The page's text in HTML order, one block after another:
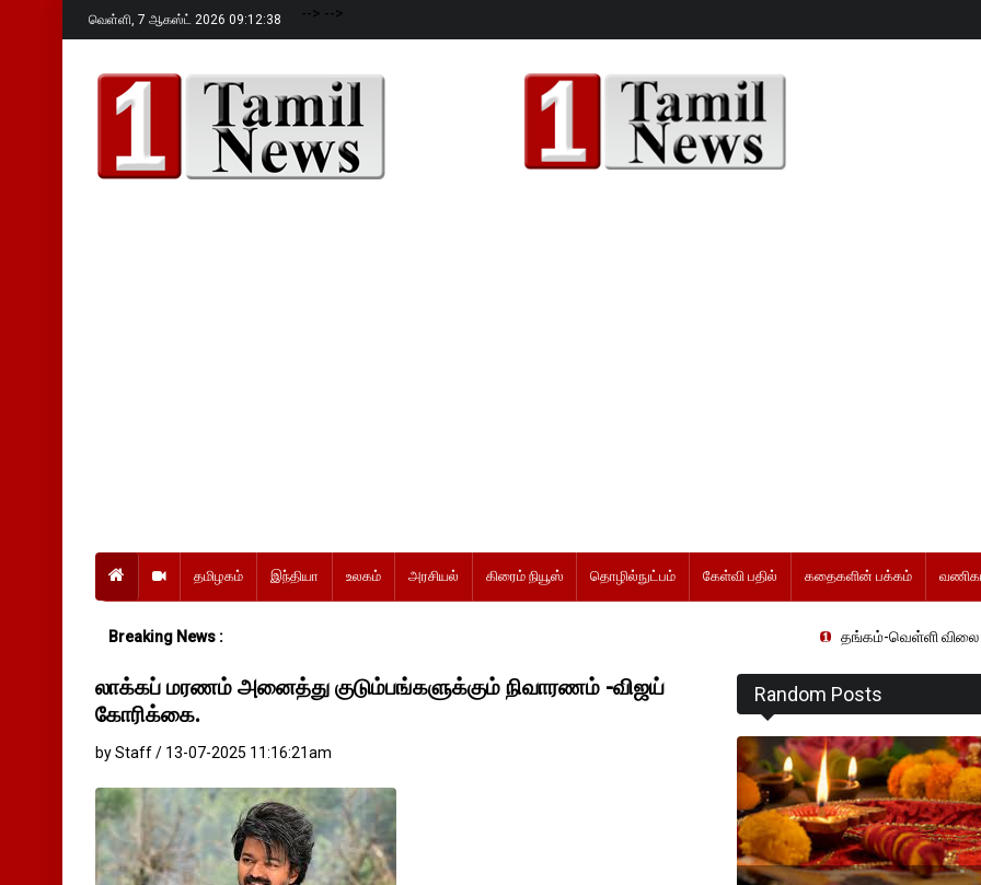
வெள்ளி, 7 ஆகஸ்ட் 2026 09:12:39 --> -->
தமிழகம் இந்தியா உலகம் அரசியல் கிரைம் நியூஸ் தொழில்நுட்பம் கேள்வி பதில் கதைகளின் பக்கம்
Breaking News : தங்கம்-வெள்ளி விலை
லாக்கப் மரணம் அனைத்து குடும்பங்களுக்கும் நிவாரணம் -விஜய்
கோரிக்கை.
by Staff / 13-07-2025 11:16:21am
Random Posts